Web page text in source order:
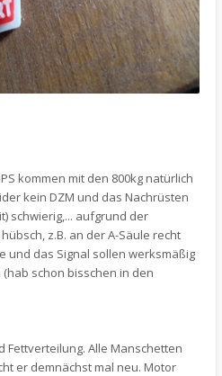
kommen mit den 800kg natürlich
kein DZM und das Nachrüsten
schwierig,... aufgrund der
z.B. an der A-Säule recht
und das Signal sollen werksmäßig
schon bisschen in den
Fettverteilung. Alle Manschetten
er demnächst mal neu. Motor